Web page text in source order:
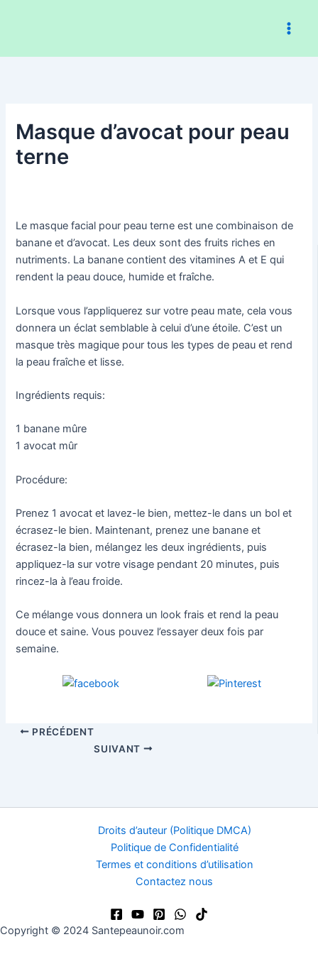
Masque d’avocat pour peau
terne
Le masque facial pour peau terne est une combinaison de
banane et d’avocat. Les deux sont des fruits riches en
nutriments. La banane contient des vitamines A et E qui
rendent la peau douce, humide et fraîche.
Lorsque vous l’appliquerez sur votre peau mate, cela vous
donnera un éclat semblable à celui d’une étoile. C’est un
masque très magique pour tous les types de peau et rend
la peau fraîche et lisse.
Ingrédients requis:
1 banane mûre
1 avocat mûr
Procédure:
Prenez 1 avocat et lavez-le bien, mettez-le dans un bol et
écrasez-le bien. Maintenant, prenez une banane et
écrasez-la bien, mélangez les deux ingrédients, puis
appliquez-la sur votre visage pendant 20 minutes, puis
rincez-la à l’eau froide.
Ce mélange vous donnera un look frais et rend la peau
douce et saine. Vous pouvez l’essayer deux fois par
semaine.
PRÉCÉDENT
SUIVANT
Droits d’auteur (Politique DMCA)
Politique de Confidentialité
Termes et conditions d’utilisation
Contactez nous
Copyright © 2024 Santepeaunoir.com